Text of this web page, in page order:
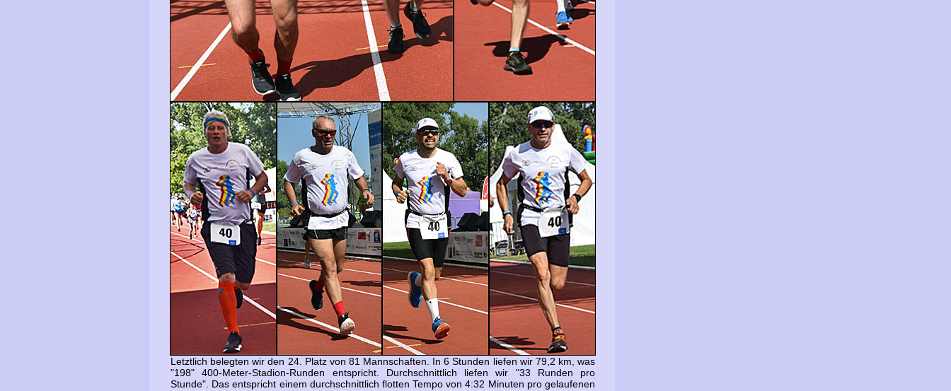
Letztlich belegten wir den 24. Platz von 81 Mannschaften. In 6 Stunden liefen wir 79,2 km, was
"198" 400-Meter-Stadion-Runden entspricht. Durchschnittlich liefen wir "33 Runden pro
Stunde". Das entspricht einem durchschnittlich flotten Tempo von 4:32 Minuten pro gelaufenen